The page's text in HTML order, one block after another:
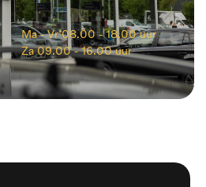
Ma -Vr 08.00 - 18.00 uur
Za09.00 - 16.00 uur